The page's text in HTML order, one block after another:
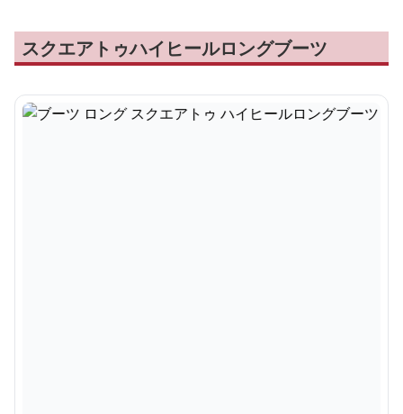
スクエアトゥハイヒールロングブーツ